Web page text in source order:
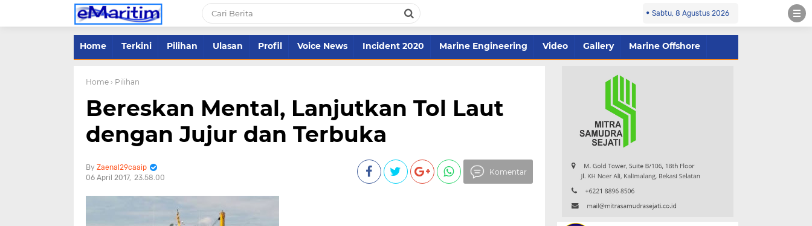
Sabtu, 8 Agustus 2026
Home Terkini Pilihan Ulasan Profil Voice News Incident 2020 Marine Engineering Video Gallery Marine Offshore
Home › Pilihan
Bereskan Mental, Lanjutkan Tol Laut
dengan Jujur dan Terbuka
Zaenal29caaip
06 April 2017 23.58.00
Komentar